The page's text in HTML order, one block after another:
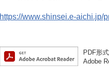
https://www.shinsei.e-aichi.jp/
PDF形
Adobe